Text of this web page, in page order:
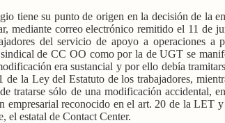
tiene su punto de origen en la decisión de la
mediante correo electrónico remitido el 11 de
del servicio de apoyo a operaciones
de CC OO como por la de UGT se
era sustancial y por ello debía
de la Ley del Estatuto de los trabajadores,
tratarse sólo de una modificación accidental,
empresarial reconocido en el art. 20 de la LET
el estatal de Contact Center.